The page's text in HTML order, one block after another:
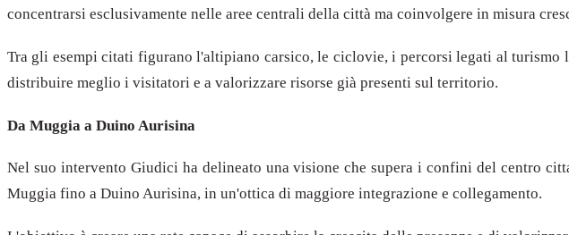
concentrarsi esclusivamente nelle aree centrali della città ma coinvolgere in misura
Tra gli esempi citati figurano l'altipiano carsico, le ciclovie, i percorsi legati al turismo
distribuire meglio i visitatori e a valorizzare risorse già presenti sul territorio.
Da Muggia a Duino Aurisina
Nel suo intervento Giudici ha delineato una visione che supera i confini del centro
Muggia fino a Duino Aurisina, in un'ottica di maggiore integrazione e collegamento.